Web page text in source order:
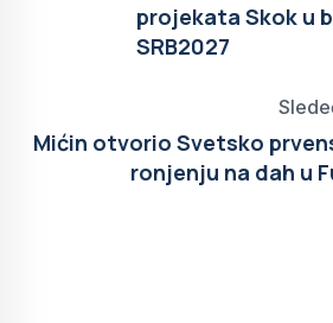
projekata Skok u
SRB2027
Mićin otvorio Svetsko
ronjenju na dah u